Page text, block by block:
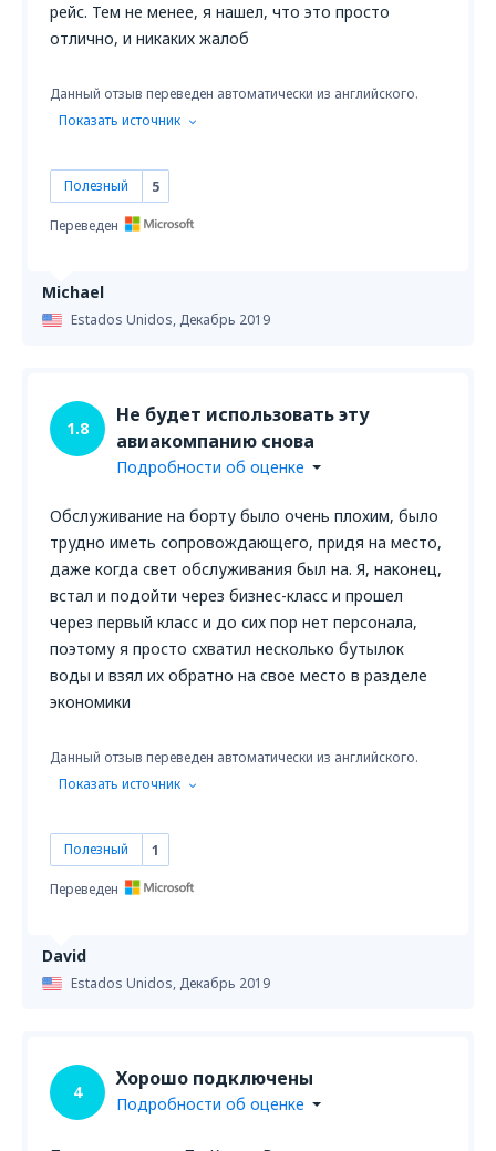
Michael
Estados Unidos, Декабрь 2019
рейс. Тем не менее, я нашел, что это просто
отлично, и никаких жалоб
Данный отзыв переведен автоматически из английского.
Показать источник
Полезный 5
Переведен
David
Estados Unidos, Декабрь 2019
1.8
Не будет использовать эту
авиакомпанию снова
Подробности об оценке
Обслуживание на борту было очень плохим, было
трудно иметь сопровождающего, придя на место,
даже когда свет обслуживания был на. Я, наконец,
встал и подойти через бизнес-класс и прошел
через первый класс и до сих пор нет персонала,
поэтому я просто схватил несколько бутылок
воды и взял их обратно на свое место в разделе
экономики
Данный отзыв переведен автоматически из английского.
Показать источник
Полезный 1
Переведен
4
Хорошо подключены
Подробности об оценке